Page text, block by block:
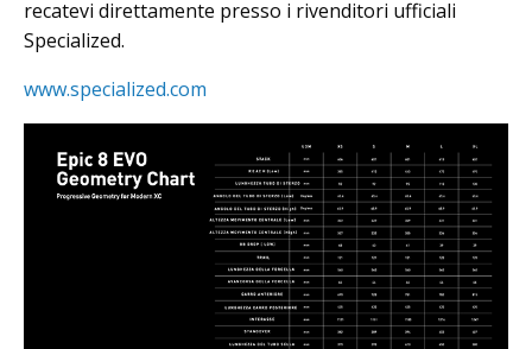
recatevi direttamente presso i rivenditori ufficiali
Specialized.
www.specialized.com